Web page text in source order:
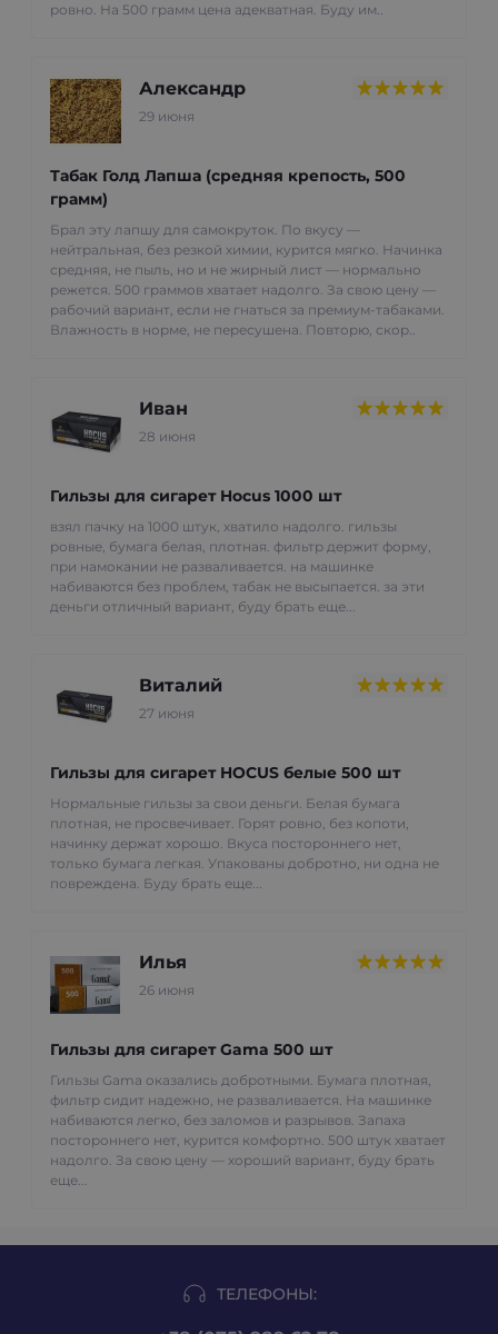
ровно. На 500 грамм цена адекватная. Буду им..
Александр
29 июня
Табак Голд Лапша (средняя крепость, 500
грамм)
Брал эту лапшу для самокруток. По вкусу —
нейтральная, без резкой химии, курится мягко. Начинка
средняя, не пыль, но и не жирный лист — нормально
режется. 500 граммов хватает надолго. За свою цену —
рабочий вариант, если не гнаться за премиум-табаками.
Влажность в норме, не пересушена. Повторю, скор..
Иван
28 июня
Гильзы для сигарет Hocus 1000 шт
взял пачку на 1000 штук, хватило надолго. гильзы
ровные, бумага белая, плотная. фильтр держит форму,
при намокании не разваливается. на машинке
набиваются без проблем, табак не высыпается. за эти
деньги отличный вариант, буду брать еще...
Виталий
27 июня
Гильзы для сигарет HOCUS белые 500 шт
Нормальные гильзы за свои деньги. Белая бумага
плотная, не просвечивает. Горят ровно, без копоти,
начинку держат хорошо. Вкуса постороннего нет,
только бумага легкая. Упакованы добротно, ни одна не
повреждена. Буду брать еще...
Илья
26 июня
Гильзы для сигарет Gama 500 шт
Гильзы Gama оказались добротными. Бумага плотная,
фильтр сидит надежно, не разваливается. На машинке
набиваются легко, без заломов и разрывов. Запаха
постороннего нет, курится комфортно. 500 штук хватает
надолго. За свою цену — хороший вариант, буду брать
еще...
ТЕЛЕФОНЫ: